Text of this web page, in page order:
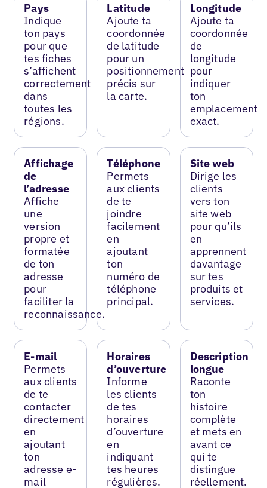
Pays
Indique
ton pays
pour que
tes fiches
s’affichent
correctement
dans
toutes les
régions.
Latitude
Ajoute ta
coordonnée
de latitude
pour un
positionnement
précis sur
la carte.
Longitude
Ajoute ta
coordonnée
de
longitude
pour
indiquer
ton
emplacement
exact.
Affichage
de
l’adresse
Affiche
une
version
propre et
formatée
de ton
adresse
pour
faciliter la
reconnaissance.
Téléphone
Permets
aux clients
de te
joindre
facilement
en
ajoutant
ton
numéro de
téléphone
principal.
Site web
Dirige les
clients
vers ton
site web
pour qu’ils
en
apprennent
davantage
sur tes
produits et
services.
E-mail
Permets
aux clients
de te
contacter
directement
en
ajoutant
ton
adresse e-
mail
Horaires
d’ouverture
Informe
les clients
de tes
horaires
d’ouverture
en
indiquant
tes heures
régulières.
Description
longue
Raconte
ton
histoire
complète
et mets en
avant ce
qui te
distingue
réellement.